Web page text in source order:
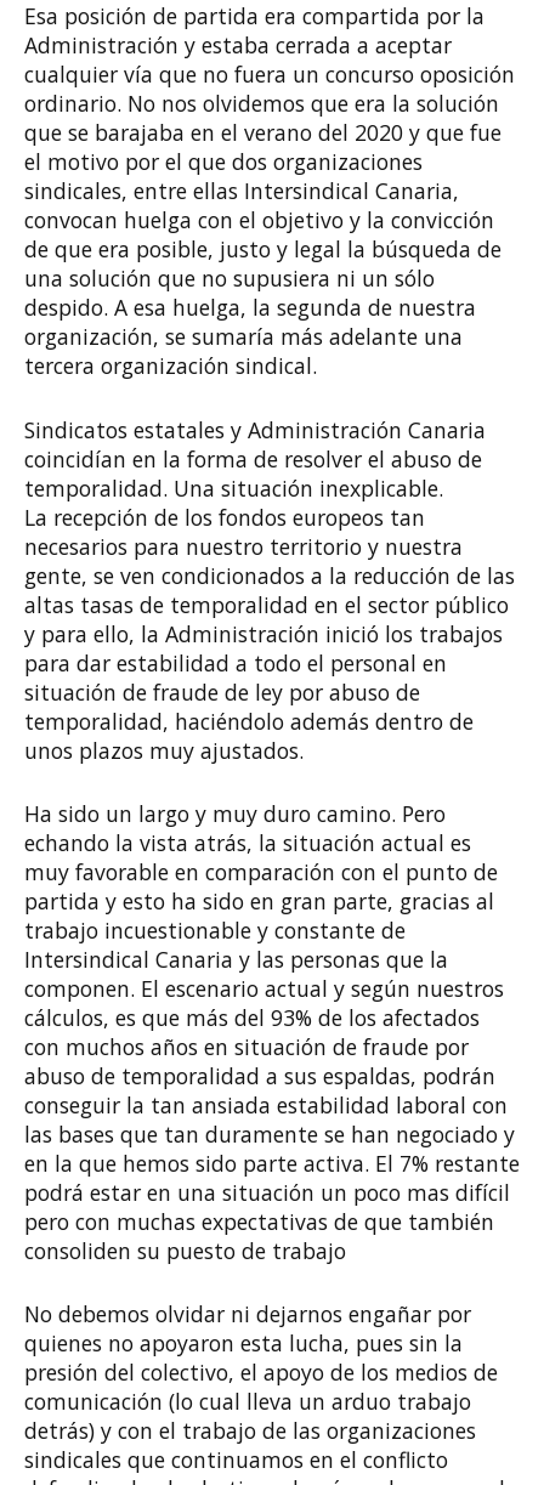
Esa posición de partida era compartida por la
Administración y estaba cerrada a aceptar
cualquier vía que no fuera un concurso oposición
ordinario. No nos olvidemos que era la solución
que se barajaba en el verano del 2020 y que fue
el motivo por el que dos organizaciones
sindicales, entre ellas Intersindical Canaria,
convocan huelga con el objetivo y la convicción
de que era posible, justo y legal la búsqueda de
una solución que no supusiera ni un sólo
despido. A esa huelga, la segunda de nuestra
organización, se sumaría más adelante una
tercera organización sindical.
Sindicatos estatales y Administración Canaria
coincidían en la forma de resolver el abuso de
temporalidad. Una situación inexplicable.
La recepción de los fondos europeos tan
necesarios para nuestro territorio y nuestra
gente, se ven condicionados a la reducción de las
altas tasas de temporalidad en el sector público
y para ello, la Administración inició los trabajos
para dar estabilidad a todo el personal en
situación de fraude de ley por abuso de
temporalidad, haciéndolo además dentro de
unos plazos muy ajustados.
Ha sido un largo y muy duro camino. Pero
echando la vista atrás, la situación actual es
muy favorable en comparación con el punto de
partida y esto ha sido en gran parte, gracias al
trabajo incuestionable y constante de
Intersindical Canaria y las personas que la
componen. El escenario actual y según nuestros
cálculos, es que más del 93% de los afectados
con muchos años en situación de fraude por
abuso de temporalidad a sus espaldas, podrán
conseguir la tan ansiada estabilidad laboral con
las bases que tan duramente se han negociado y
en la que hemos sido parte activa. El 7% restante
podrá estar en una situación un poco mas difícil
pero con muchas expectativas de que también
consoliden su puesto de trabajo
No debemos olvidar ni dejarnos engañar por
quienes no apoyaron esta lucha, pues sin la
presión del colectivo, el apoyo de los medios de
comunicación (lo cual lleva un arduo trabajo
detrás) y con el trabajo de las organizaciones
sindicales que continuamos en el conflicto